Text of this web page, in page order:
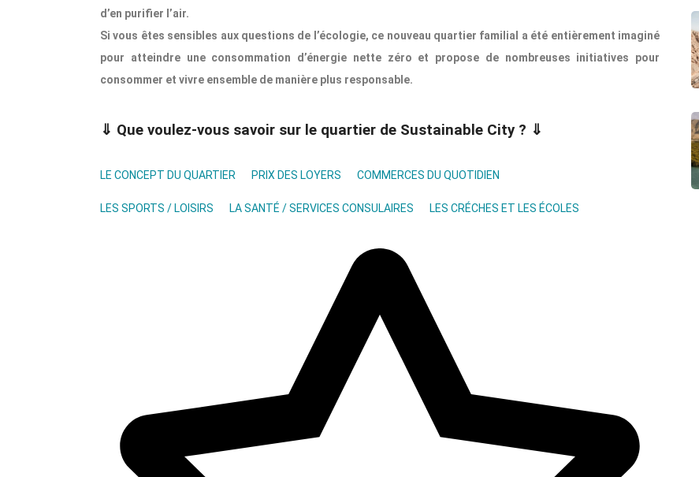
d’en purifier l’air.
Si vous êtes sensibles aux questions de l’écologie, ce nouveau quartier familial a été entièrement imaginé
pour atteindre une consommation d’énergie nette zéro et propose de nombreuses initiatives pour
consommer et vivre ensemble de manière plus responsable.
⇓ Que voulez-vous savoir sur le quartier de Sustainable City ? ⇓
LE CONCEPT DU QUARTIER PRIX DES LOYERS COMMERCES DU QUOTIDIEN
LES SPORTS / LOISIRS LA SANTÉ / SERVICES CONSULAIRES LES CRÉCHES ET LES ÉCOLES